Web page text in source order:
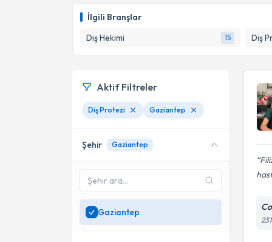
İlgili Branşlar
Diş Hekimi
15 Diş
23
Aktif Filtreler
Diş Protezi Gaziantep
Şehir Gaziantep
Gaziantep